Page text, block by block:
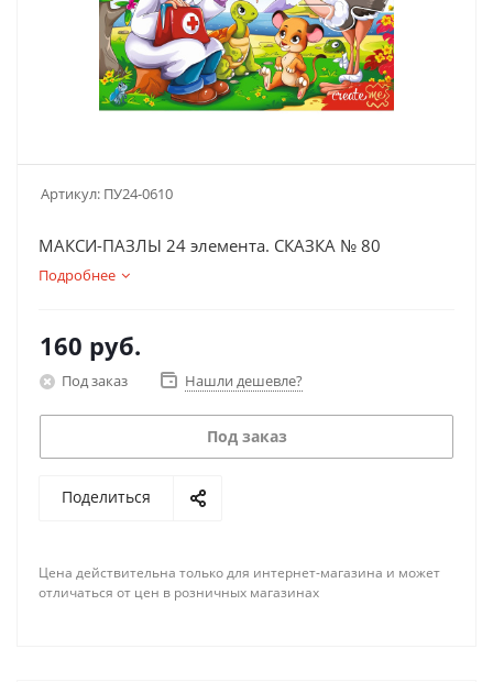
Артикул: ПУ24-0610
МАКСИ-ПАЗЛЫ 24 элемента. СКАЗКА № 80
Подробнее
160 руб.
Под заказ Нашли дешевле?
Под заказ
Поделиться
Цена действительна только для интернет-магазина и может
отличаться от цен в розничных магазинах